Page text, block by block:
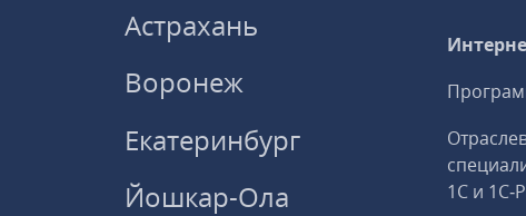
Астрахань
Воронеж
Екатеринбург
Йошкар-Ола
1С и